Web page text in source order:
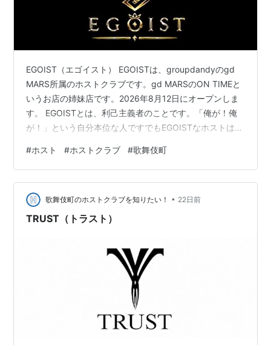
EGOIST（エゴイスト） EGOISTは、groupdandyのgd
MARS所属のホストクラブです。gd MARSのON TIMEと
いうお店の姉妹店です。2026年8月12日にオープンしま
す。 EGOISTとは、利己主義者のことです。「俺が！俺
が！」という自分本位な人ですでもEGOISTなホストはち
他的からきてます。 EGOISTがいるのではなく、EGOIST
になれる場所だと思います。あなたもEGOISTな女王様に
なりましょう！ システム 営業時間 20:00～25:00 定休日
火曜、1日 初回料金 60分 ／ 2,000円（サービ…
#ホスト #ホストクラブ #歌舞伎町
歌舞伎町のホストクラブを知りたい！ • 22日前
TRUST（トラスト）